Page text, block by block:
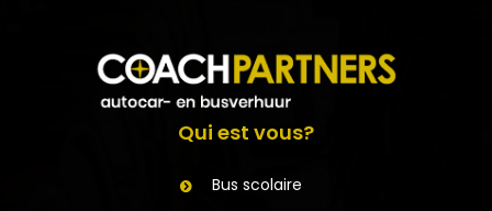
Qui est vous?
Bus scolaire